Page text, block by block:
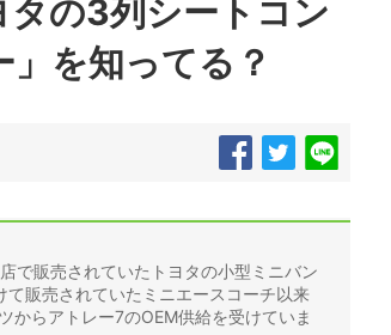
の3列シートコン
を知ってる？
で販売されていたトヨタの小型ミニバン
販売されていたミニエースコーチ以来
からアトレー7のOEM供給を受けていま